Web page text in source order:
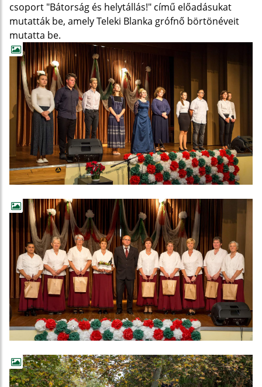
csoport "Bátorság és helytállás!" című előadásukat
mutatták be, amely Teleki Blanka grófnő börtönéveit
mutatta be.